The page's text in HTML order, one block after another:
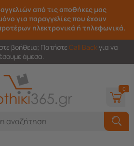
από τις αποθήκες μας
για παραγγελίες που έχουν
ηλεκτρονικά ή τηλεφωνικά.
βοήθεια; ΠατήστεCall Back για να
άμεσα.
0